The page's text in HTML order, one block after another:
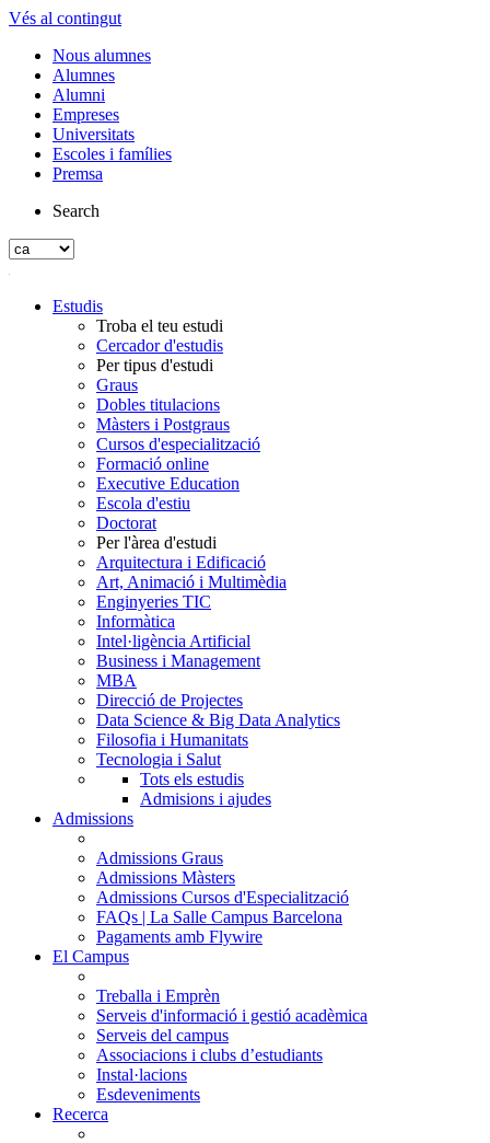
Vés al contingut
Nous alumnes
Alumnes
Alumni
Empreses
Universitats
Escoles i famílies
Premsa
Search
Estudis
Troba el teu estudi
Cercador d'estudis
Per tipus d'estudi
Graus
Dobles titulacions
Màsters i Postgraus
Cursos d'especialització
Formació online
Executive Education
Escola d'estiu
Doctorat
Per l'àrea d'estudi
Arquitectura i Edificació
Art, Animació i Multimèdia
Enginyeries TIC
Informàtica
Intel·ligència Artificial
Business i Management
MBA
Direcció de Projectes
Data Science & Big Data Analytics
Filosofia i Humanitats
Tecnologia i Salut
Tots els estudis
Admisions i ajudes
Admissions
Admissions Graus
Admissions Màsters
Admissions Cursos d'Especialització
FAQs | La Salle Campus Barcelona
Pagaments amb Flywire
El Campus
Treballa i Emprèn
Serveis d'informació i gestió acadèmica
Serveis del campus
Associacions i clubs d’estudiants
Instal·lacions
Esdeveniments
Recerca